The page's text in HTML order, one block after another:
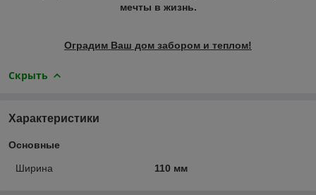
мечты в жизнь.
Оградим Ваш дом забором и теплом!
Скрыть
Характеристики
Основные
Ширина 110 мм